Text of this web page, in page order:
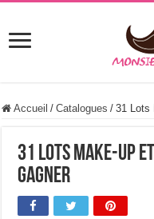
Accueil / Catalogues / 31 Lots
31 Lots Make-up
gagner